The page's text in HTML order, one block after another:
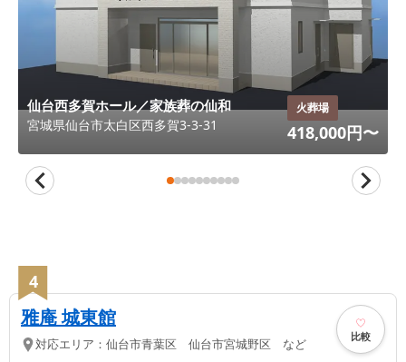
仙台西多賀ホール／家族葬の仙和
宮城県仙台市太白区西多賀3-3-31
火葬場
418,000円〜
4
雅庵 城東館
対応エリア： 仙台市青葉区 仙台市宮城野区 など 比較